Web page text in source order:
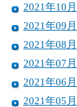
2021年10月
2021年09月
2021年08月
2021年07月
2021年06月
2021年05月